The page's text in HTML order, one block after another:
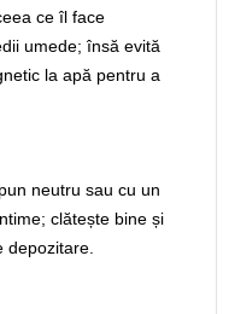
ce îl face
umede; însă evită
la apă pentru a
neutru sau cu un
clătește bine și
depozitare.